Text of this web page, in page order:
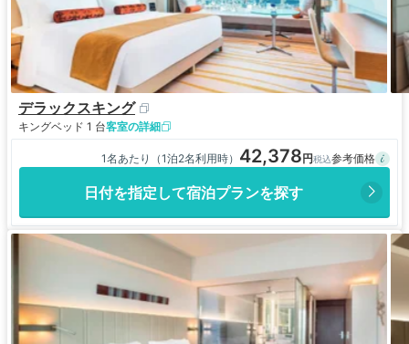
デラックスキング
キングベッド 1 台客室の詳細
1名あたり（1泊2名利用時） 42,378
日付を指定して宿泊プランを探す